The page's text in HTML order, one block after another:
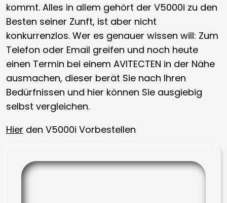
kommt. Alles in allem gehört der V5000i zu den
Besten seiner Zunft, ist aber nicht
konkurrenzlos. Wer es genauer wissen will: Zum
Telefon oder Email greifen und noch heute
einen Termin bei einem AVITECTEN in der Nähe
ausmachen, dieser berät Sie nach Ihren
Bedürfnissen und hier können Sie ausgiebig
selbst vergleichen.
Hier den V5000i Vorbestellen